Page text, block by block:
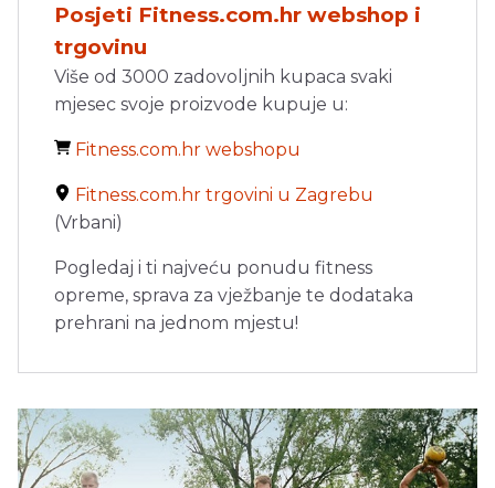
Posjeti Fitness.com.hr webshop i
trgovinu
Više od 3000 zadovoljnih kupaca svaki
mjesec svoje proizvode kupuje u:
Fitness.com.hr webshopu
Fitness.com.hr trgovini u Zagrebu
(Vrbani)
Pogledaj i ti najveću ponudu fitness
opreme, sprava za vježbanje te dodataka
prehrani na jednom mjestu!